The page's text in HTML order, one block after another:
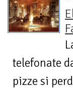
telefonate
pizze si